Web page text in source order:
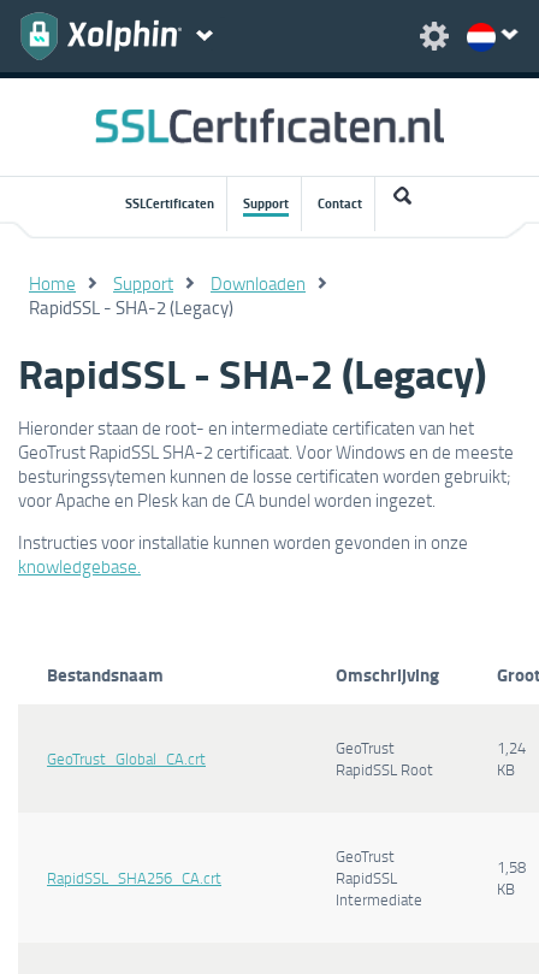
SSLCertificaten Support Contact
Home Support Downloaden
RapidSSL - SHA-2 (Legacy)
RapidSSL - SHA-2 (Legacy)
Hieronder staan de root- en intermediate certificaten van het
GeoTrust RapidSSL SHA-2 certificaat. Voor Windows en de meeste
besturingssytemen kunnen de losse certificaten worden gebruikt;
voor Apache en Plesk kan de CA bundel worden ingezet.
Instructies voor installatie kunnen worden gevonden in onze
knowledgebase.
Bestandsnaam Omschrijving
GeoTrust_Global_CA.crt
GeoTrust
RapidSSL Root
1,24
KB
RapidSSL_SHA256_CA.crt
GeoTrust
RapidSSL
Intermediate
1,58
KB